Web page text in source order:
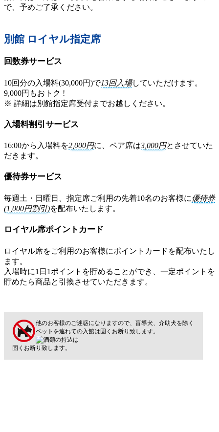
で、予めご了承ください。
別館 ロイヤル指定席
回数券サービス
10回分の入場料(30,000円)で13回入場していただけます。
9,000円もおトク !
※ 詳細は別館指定席受付までお越しください。
入場料割引サービス
16:00から入場料を2,000円に、ペア席は3,000円とさせていた
だきます。
優待券サービス
毎週土・日曜日、指定席ご利用の先着10名のお客様に優待券
(1,000円割引)を配布いたします。
ロイヤル席ポイントカード
ロイヤル席をご利用のお客様にポイントカードを配布いたし
ます。
入場時に1日1ポイントを貯めることができ、一定ポイントを
貯めたら商品と引換させていただきます。
他のお客様のご迷惑になりますので、盲導犬、介助犬を除く
ペットを連れての入館は固くお断り致します。
酒類の持込は
固くお断り致します。